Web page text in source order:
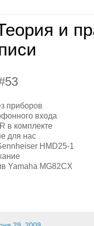
и
приборов
входа
в комплекте
для нас
HMD25-1
Yamaha MG82CX